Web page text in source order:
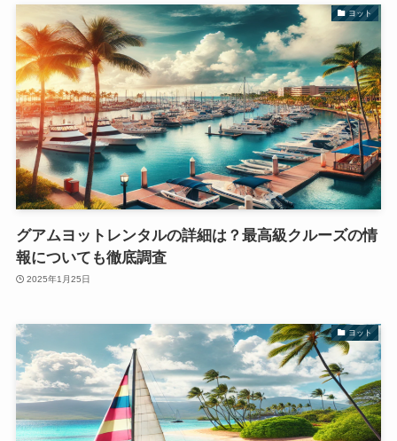
ヨット
グアムヨットレンタルの詳細は？最高級クルーズの情
報についても徹底調査
2025年1月25日
ヨット